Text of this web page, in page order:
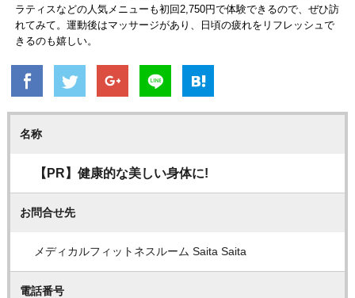
ラティスなどの人気メニューも初回2,750円で体験できるので、ぜひ訪
れてみて。運動後はマッサージがあり、日頃の疲れをリフレッシュで
きるのも嬉しい。
名称
【PR】健康的な美しい身体に!
お問合せ先
メディカルフィットネスルーム Saita Saita
電話番号